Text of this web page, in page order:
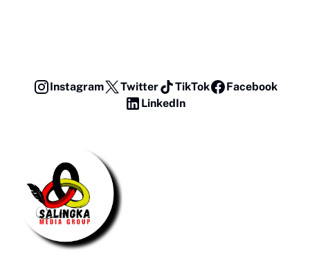
Instagram Twitter TikTok
Facebook
LinkedIn